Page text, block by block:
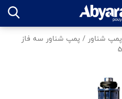
پمپ شناور / پمپ شناور سه فاز